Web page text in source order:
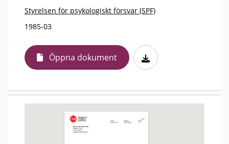
Styrelsen för psykologiskt försvar (SPF)
1985-03
Öppna dokument